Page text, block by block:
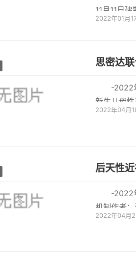
11月11日
米，东临大
2022年01月
思密达
-2022
新生儿母
生儿母性黄
2022年04月
后天性
-2022
机制作者
强，睫状肌
2022年04月